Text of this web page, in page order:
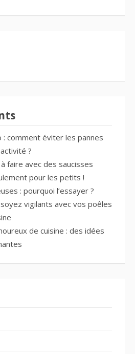
comment éviter les pannes
?
faire avec des saucisses
pour les petits !
: pourquoi l’essayer ?
soyez vigilants avec vos poêles
de cuisine : des idées